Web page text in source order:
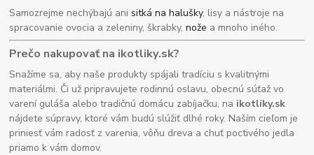
Samozrejme nechýbajú anisitká na halušky, lisy a nástroje na
spracovanie ovocia a zeleniny, škrabky,nože a mnoho iného.
Prečo nakupovať na ikotliky.sk?
Snažíme sa, aby naše produkty spájali tradíciu s kvalitnými
materiálmi. Či už pripravujete rodinnú oslavu, obecnú súťaž vo
varení guláša alebo tradičnú domácu zabíjačku, na ikotliky.sk
nájdete súpravy, ktoré vám budú slúžiť dlhé roky. Naším cieľom je
priniesť vám radosť z varenia, vôňu dreva a chuť poctivého jedla
priamo k vám domov.